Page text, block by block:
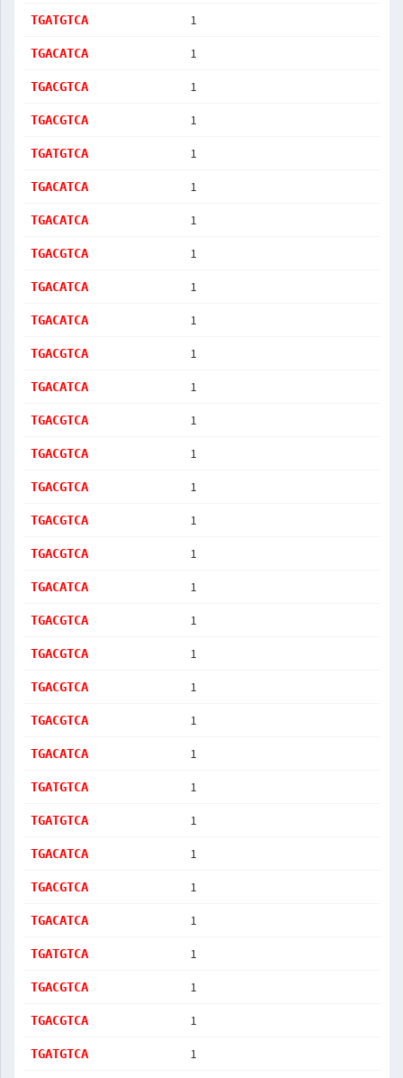
TGATGTCA 1
TGACATCA 1
TGACGTCA 1
TGACGTCA 1
TGATGTCA 1
TGACATCA 1
TGACATCA 1
TGACGTCA 1
TGACATCA 1
TGACATCA 1
TGACGTCA 1
TGACATCA 1
TGACGTCA 1
TGACGTCA 1
TGACGTCA 1
TGACGTCA 1
TGACGTCA 1
TGACATCA 1
TGACGTCA 1
TGACGTCA 1
TGACGTCA 1
TGACGTCA 1
TGACATCA 1
TGATGTCA 1
TGATGTCA 1
TGACATCA 1
TGACGTCA 1
TGACATCA 1
TGATGTCA 1
TGACGTCA 1
TGACGTCA 1
TGATGTCA 1